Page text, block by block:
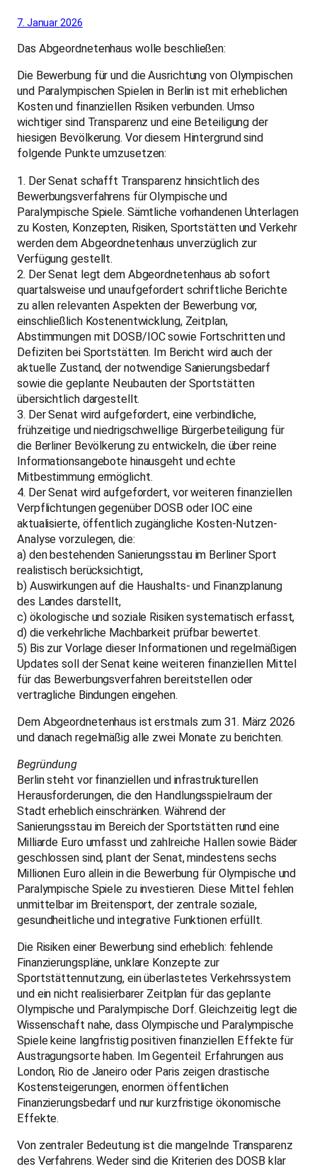
7. Januar 2026
Das Abgeordnetenhaus wolle beschließen:
Die Bewerbung für und die Ausrichtung von Olympischen
und Paralympischen Spielen in Berlin ist mit erheblichen
Kosten und finanziellen Risiken verbunden. Umso
wichtiger sind Transparenz und eine Beteiligung der
hiesigen Bevölkerung. Vor diesem Hintergrund sind
folgende Punkte umzusetzen:
1. Der Senat schafft Transparenz hinsichtlich des
Bewerbungsverfahrens für Olympische und
Paralympische Spiele. Sämtliche vorhandenen Unterlagen
zu Kosten, Konzepten, Risiken, Sportstätten und Verkehr
werden dem Abgeordnetenhaus unverzüglich zur
Verfügung gestellt.
2. Der Senat legt dem Abgeordnetenhaus ab sofort
quartalsweise und unaufgefordert schriftliche Berichte
zu allen relevanten Aspekten der Bewerbung vor,
einschließlich Kostenentwicklung, Zeitplan,
Abstimmungen mit DOSB/IOC sowie Fortschritten und
Defiziten bei Sportstätten. Im Bericht wird auch der
aktuelle Zustand, der notwendige Sanierungsbedarf
sowie die geplante Neubauten der Sportstätten
übersichtlich dargestellt.
3. Der Senat wird aufgefordert, eine verbindliche,
frühzeitige und niedrigschwellige Bürgerbeteiligung für
die Berliner Bevölkerung zu entwickeln, die über reine
Informationsangebote hinausgeht und echte
Mitbestimmung ermöglicht.
4. Der Senat wird aufgefordert, vor weiteren finanziellen
Verpflichtungen gegenüber DOSB oder IOC eine
aktualisierte, öffentlich zugängliche Kosten-Nutzen-
Analyse vorzulegen, die:
a) den bestehenden Sanierungsstau im Berliner Sport
realistisch berücksichtigt,
b) Auswirkungen auf die Haushalts- und Finanzplanung
des Landes darstellt,
c) ökologische und soziale Risiken systematisch erfasst,
d) die verkehrliche Machbarkeit prüfbar bewertet.
5) Bis zur Vorlage dieser Informationen und regelmäßigen
Updates soll der Senat keine weiteren finanziellen Mittel
für das Bewerbungsverfahren bereitstellen oder
vertragliche Bindungen eingehen.
Dem Abgeordnetenhaus ist erstmals zum 31. März 2026
und danach regelmäßig alle zwei Monate zu berichten.
Begründung
Berlin steht vor finanziellen und infrastrukturellen
Herausforderungen, die den Handlungsspielraum der
Stadt erheblich einschränken. Während der
Sanierungsstau im Bereich der Sportstätten rund eine
Milliarde Euro umfasst und zahlreiche Hallen sowie Bäder
geschlossen sind, plant der Senat, mindestens sechs
Millionen Euro allein in die Bewerbung für Olympische und
Paralympische Spiele zu investieren. Diese Mittel fehlen
unmittelbar im Breitensport, der zentrale soziale,
gesundheitliche und integrative Funktionen erfüllt.
Die Risiken einer Bewerbung sind erheblich: fehlende
Finanzierungspläne, unklare Konzepte zur
Sportstättennutzung, ein überlastetes Verkehrssystem
und ein nicht realisierbarer Zeitplan für das geplante
Olympische und Paralympische Dorf. Gleichzeitig legt die
Wissenschaft nahe, dass Olympische und Paralympische
Spiele keine langfristig positiven finanziellen Effekte für
Austragungsorte haben. Im Gegenteil: Erfahrungen aus
London, Rio de Janeiro oder Paris zeigen drastische
Kostensteigerungen, enormen öffentlichen
Finanzierungsbedarf und nur kurzfristige ökonomische
Effekte.
Von zentraler Bedeutung ist die mangelnde Transparenz
des Verfahrens. Weder sind die Kriterien des DOSB klar